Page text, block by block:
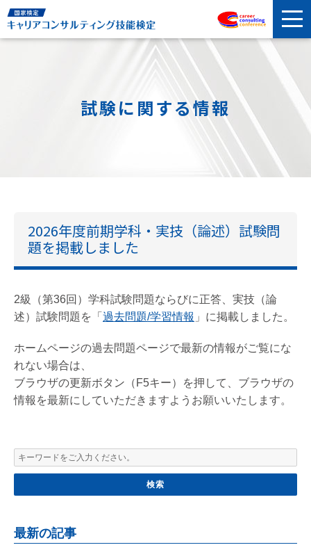
試験に関する情報
2026年度前期学科・実技（論述）試験問
題を掲載しました
2級（第36回）学科試験問題ならびに正答、実技（論
述）試験問題を「 過去問題/学習情報 」に掲載しました。
ホームページの過去問題ページで最新の情報がご覧にな
れない場合は、
ブラウザの更新ボタン（F5キー）を押して、ブラウザの
情報を最新にしていただきますようお願いいたします。
最新の記事